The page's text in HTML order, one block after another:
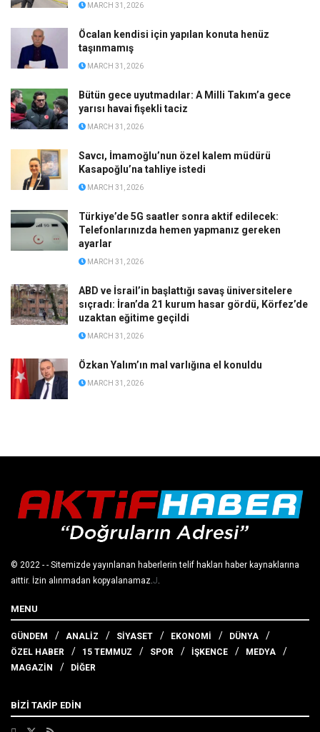
MARCH 31, 2026
Öcalan kendisi için yapılan konuta henüz
taşınmamış
MARCH 31, 2026
Bütün gece uyutmadılar: A Milli Takım’a gece
yarısı havai fişekli taciz
MARCH 31, 2026
Savcı, İmamoğlu’nun özel kalem müdürü
Kasapoğlu’na tahliye istedi
MARCH 31, 2026
Türkiye’de 5G saatler sonra aktif edilecek:
Telefonlarınızda hemen yapmanız gereken
ayarlar
MARCH 31, 2026
ABD ve İsrail’in başlattığı savaş üniversitelere
sıçradı: İran’da 21 kurum hasar gördü, Körfez’de
uzaktan eğitime geçildi
MARCH 31, 2026
Özkan Yalım’ın mal varlığına el konuldu
MARCH 31, 2026
© 2022 - - Sitemizde yayınlanan haberlerin telif hakları haber kaynaklarına
aittir. İzin alınmadan kopyalanamaz.J.
MENU
GÜNDEM ANALİZ SİYASET EKONOMİ
DÜNYA
ÖZEL HABER
15 TEMMUZ SPOR İŞKENCE
MEDYA
MAGAZİN
DİĞER
BİZİ TAKİP EDİN